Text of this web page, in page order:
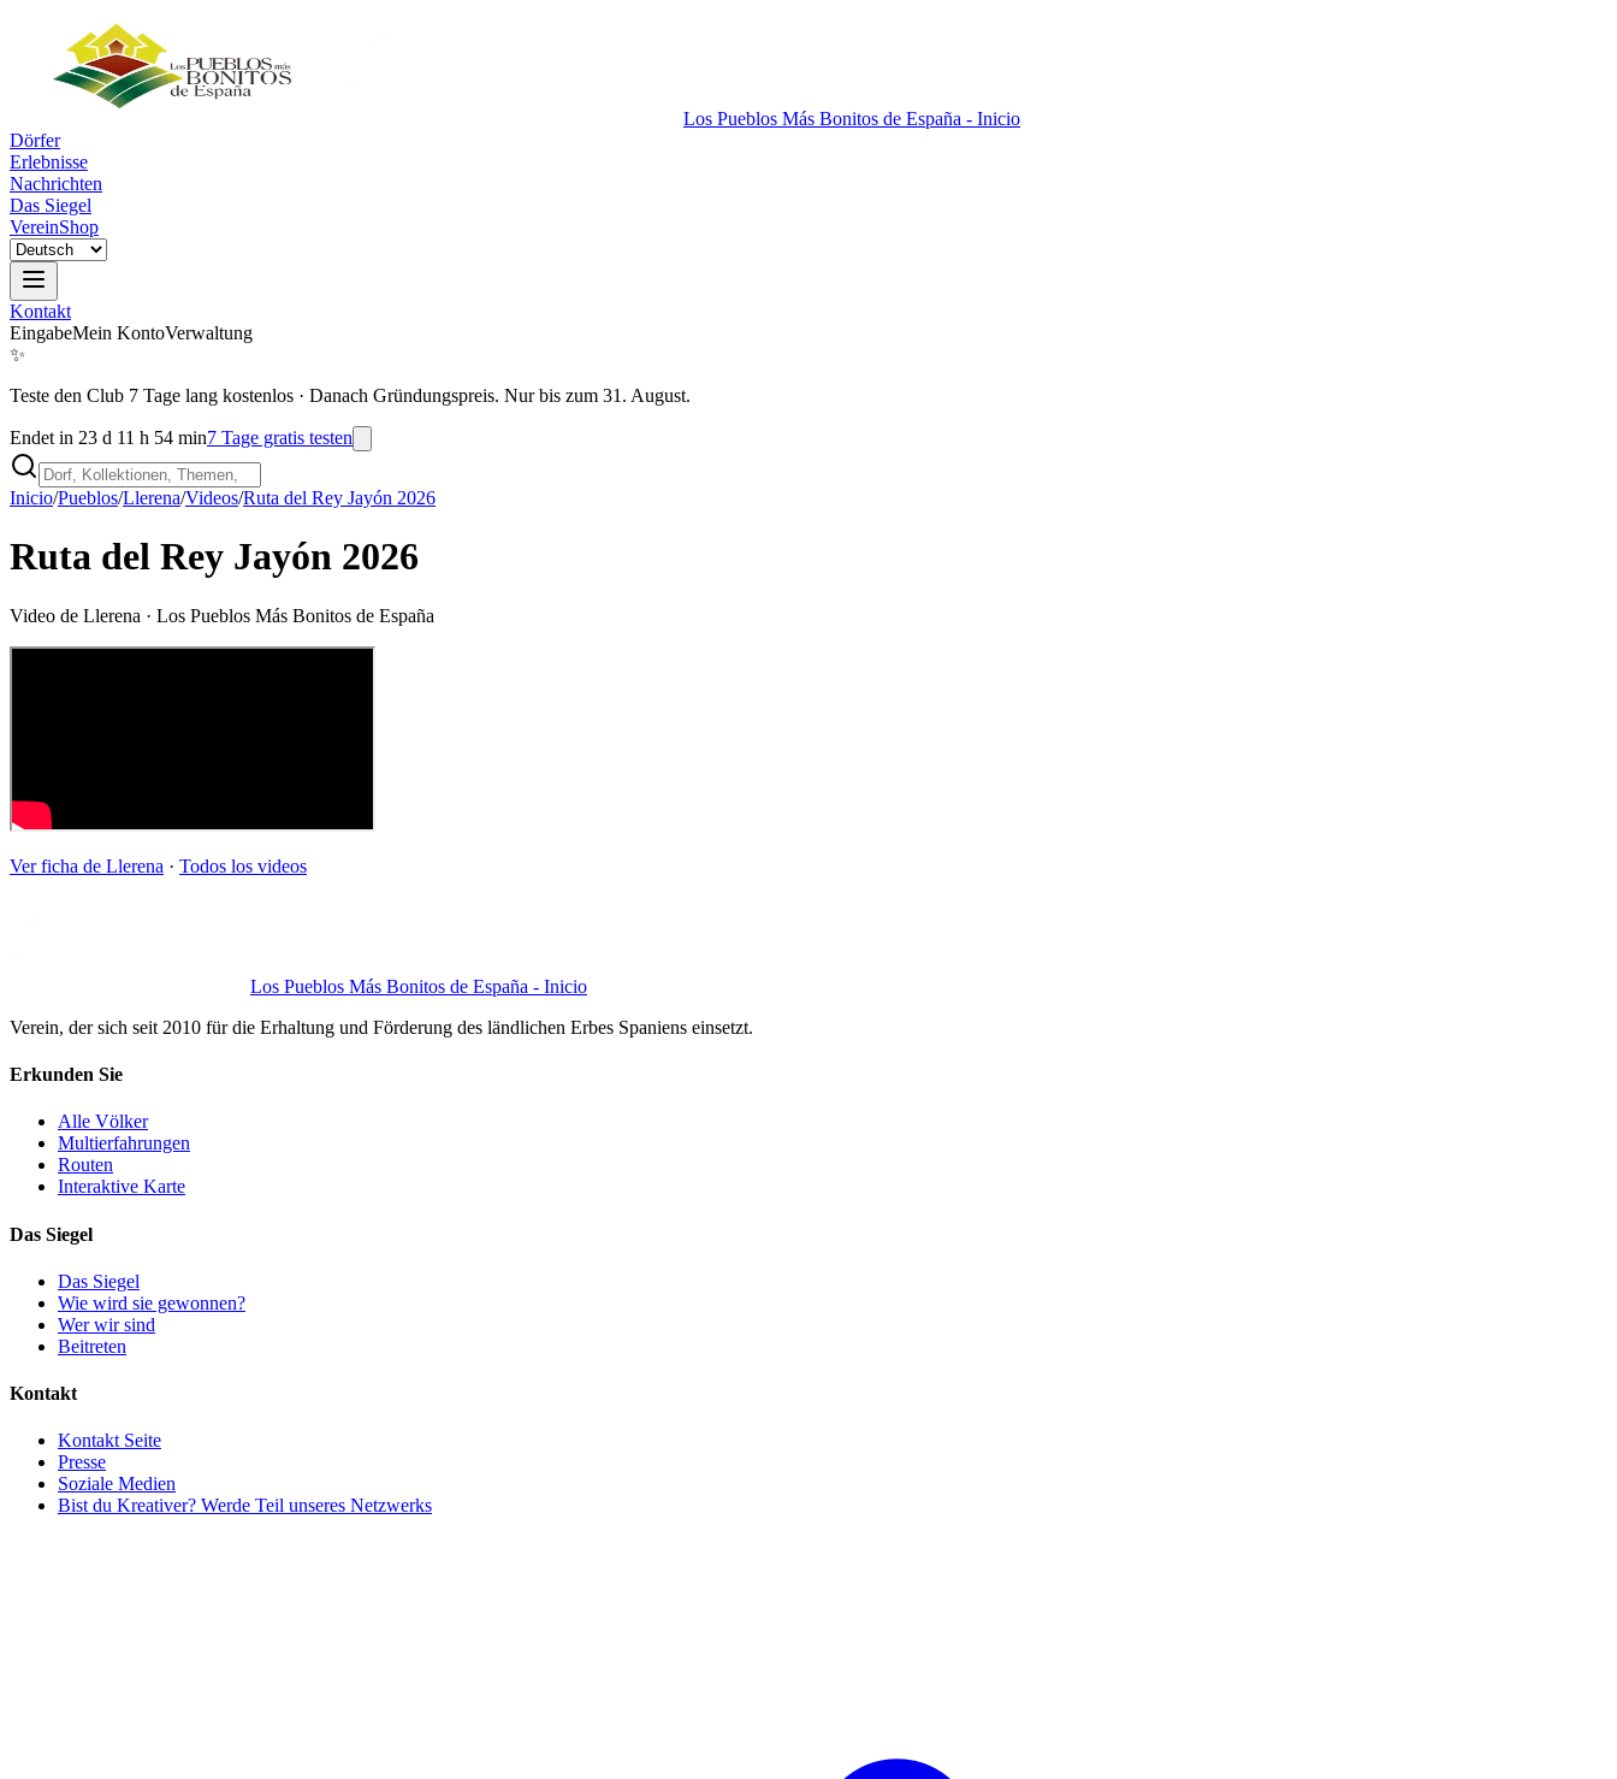
Los Pueblos Más Bonitos de España - Inicio
Dörfer
Erlebnisse
Nachrichten
Das Siegel
VereinShop
Kontakt
EingabeMein KontoVerwaltung
✨
Teste den Club 7 Tage lang kostenlos · Danach Gründungspreis. Nur bis zum 31. August.
Endet in 23 d 11 h 54 min7 Tage gratis testen
Inicio/Pueblos/Llerena/Videos/Ruta del Rey Jayón 2026
Ruta del Rey Jayón 2026
Video de Llerena · Los Pueblos Más Bonitos de España
Ver ficha de Llerena · Todos los videos
Los Pueblos Más Bonitos de España - Inicio
Verein, der sich seit 2010 für die Erhaltung und Förderung des ländlichen Erbes Spaniens einsetzt.
Erkunden Sie
Alle Völker
Multierfahrungen
Routen
Interaktive Karte
Das Siegel
Das Siegel
Wie wird sie gewonnen?
Wer wir sind
Beitreten
Kontakt
Kontakt Seite
Presse
Soziale Medien
Bist du Kreativer? Werde Teil unseres Netzwerks